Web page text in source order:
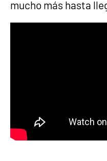
mucho más hasta